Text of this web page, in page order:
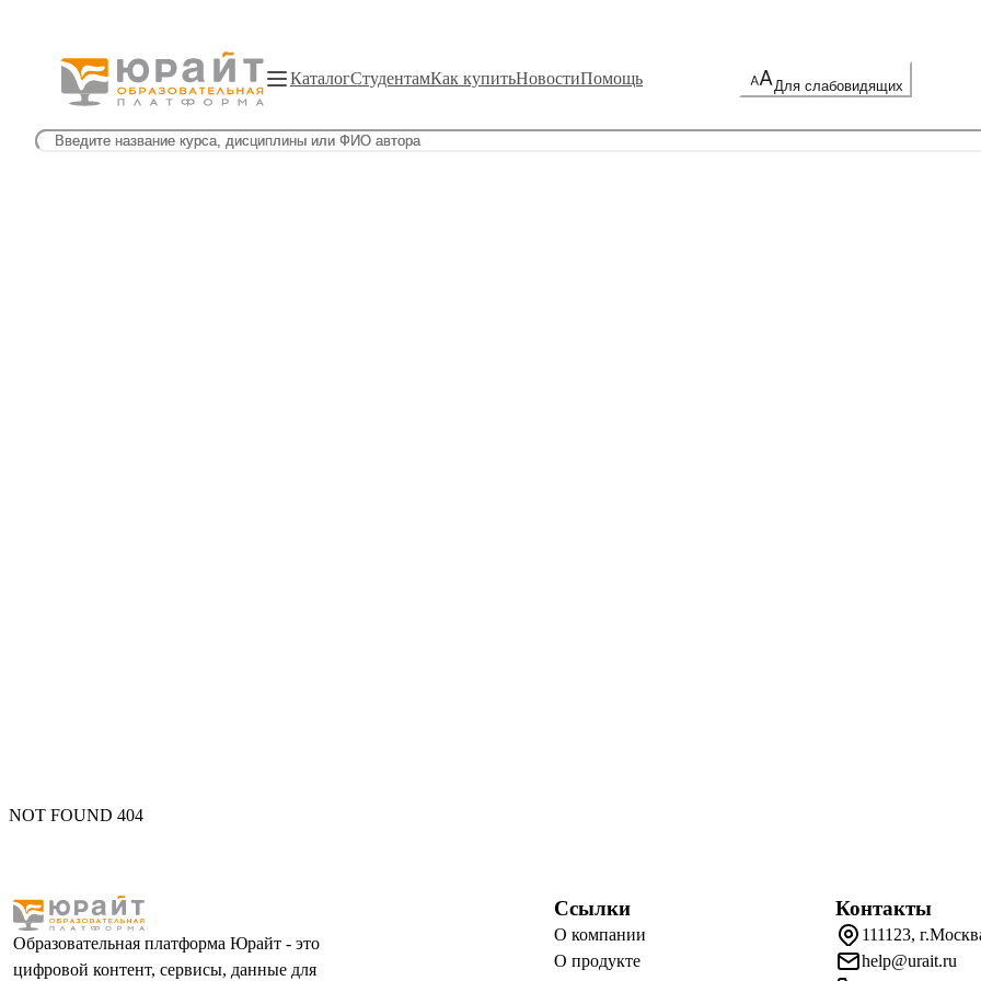
КаталогСтудентамКак купитьНовостиПомощь Для слабовидящих
NOT FOUND 404
Образовательная платформа Юрайт - это
цифровой контент, сервисы, данные для
Ссылки
О компании
О продукте
Контакты
111123,
help@urait.ru